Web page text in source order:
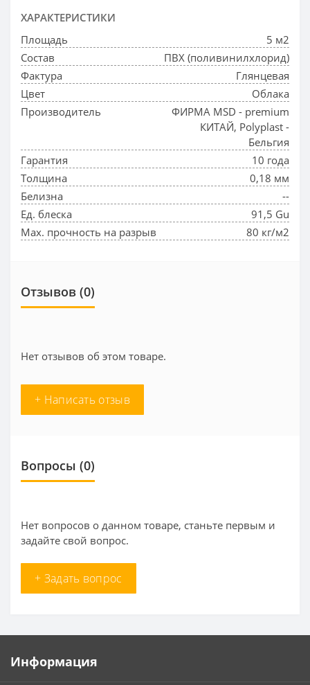
ХАРАКТЕРИСТИКИ
Площадь
5 м2
Состав
ПВХ (поливинилхлорид)
Фактура
Глянцевая
Цвет
Облака
Производитель
ФИРМА MSD - premium
КИТАЙ, Polyplast -
Бельгия
Гарантия
10 года
Толщина
0,18 мм
Белизна
--
Ед. блеска
91,5 Gu
Max. прочность на разрыв
80 кг/м2
Отзывов (0)
Нет отзывов об этом товаре.
+ Написать отзыв
Вопросы (0)
Нет вопросов о данном товаре, станьте первым и
задайте свой вопрос.
+ Задать вопрос
Информация